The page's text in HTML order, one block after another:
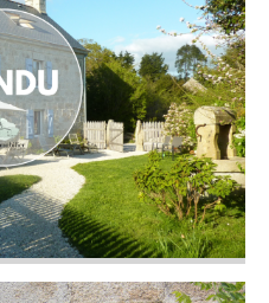
Nouveautés